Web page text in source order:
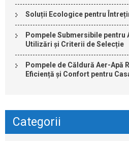
Soluții Ecologice pentru
Pompele Submersibile pentru
Utilizări și Criterii de Selecție
Pompele de Căldură Aer-Apă
Eficiență și Confort pentru
Categorii